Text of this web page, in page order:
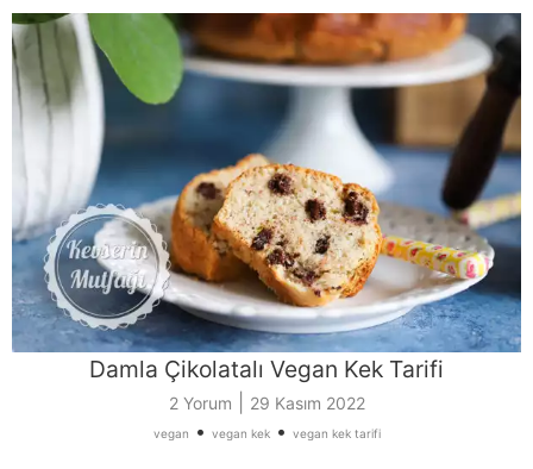
Damla Çikolatalı Vegan Kek Tarifi
2 Yorum 29 Kasım 2022
vegan • vegan kek• vegan kek tarifi